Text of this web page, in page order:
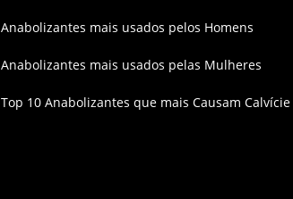
Anabolizantes mais usados pelos Homens
Anabolizantes mais usados pelas Mulheres
Top 10 Anabolizantes que mais Causam Calvície